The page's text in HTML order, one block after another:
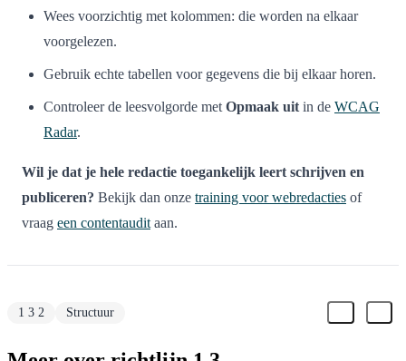
Wees voorzichtig met kolommen: die worden na elkaar
voorgelezen.
Gebruik echte tabellen voor gegevens die bij elkaar horen.
Controleer de leesvolgorde metOpmaak uitin de WCAG
Radar.
Wil je dat je hele redactie toegankelijk leert schrijven en
publiceren? Bekijk dan onze training voor webredacties of
vraag een contentauditaan.
1 3 2 Structuur